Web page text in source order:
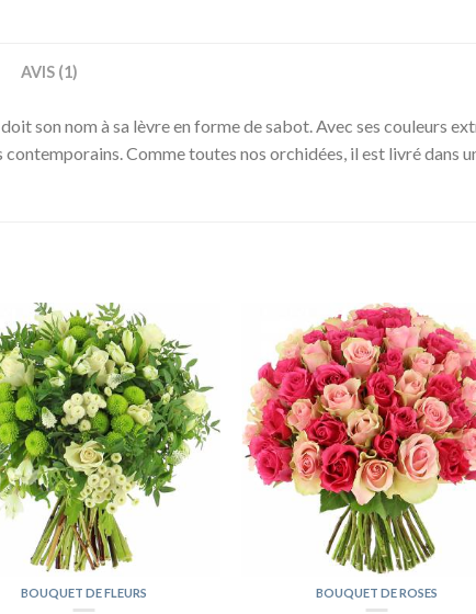
AVIS (1)
son nom à sa lèvre en forme de sabot. Avec ses couleurs
Comme toutes nos orchidées, il est livré dans
BOUQUET DE FLEURS BOUQUET DE ROSES